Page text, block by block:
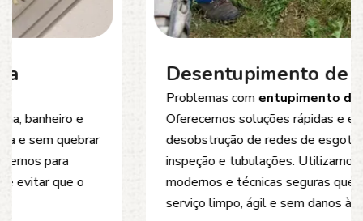
Desentupimento de Esgoto
entupimento de esgoto?
Oferecemos soluções rápidas e eficientes para
desobstrução de redes de esgoto, caixas de
inspeção e tubulações. Utilizamos equipamentos
modernos e técnicas seguras que garantem um
serviço limpo, ágil e sem danos à estrutura.